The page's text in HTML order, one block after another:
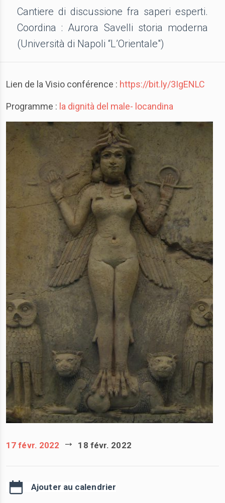
Cantiere di discussione fra saperi esperti.
Coordina : Aurora Savelli storia moderna
(Università di Napoli “L’Orientale")
Lien de la Visio conférence : https://bit.ly/3IgENLC
Programme : la dignità del male- locandina
17 févr. 2022 18 févr. 2022
Ajouter au calendrier